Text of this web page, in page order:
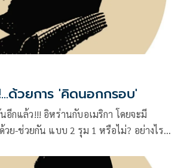
ด้วยการ 'คิดนอกกรอบ'
กแล้ว!!! อิหร่านกับอเมริกา โดยจะมี
วย-ช่วยกัน แบบ 2 รุม 1 หรือไม่? อย่างไร?